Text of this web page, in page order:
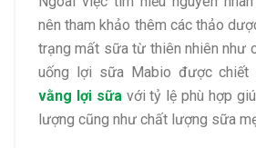
nên tham khảo thêm các thảo
trạng mất sữa từ thiên nhiên như
uống lợi sữa Mabio được chiết
vằng lợi sữavới tỷ lệ phù hợp
lượng cũng như chất lượng sữa